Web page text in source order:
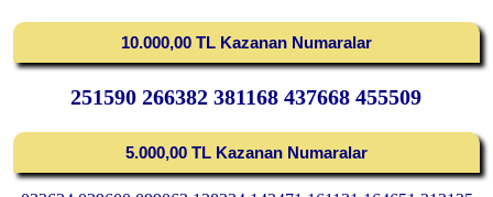
10.000,00 TL Kazanan Numaralar
251590 266382 381168 437668 455509
5.000,00 TL Kazanan Numaralar